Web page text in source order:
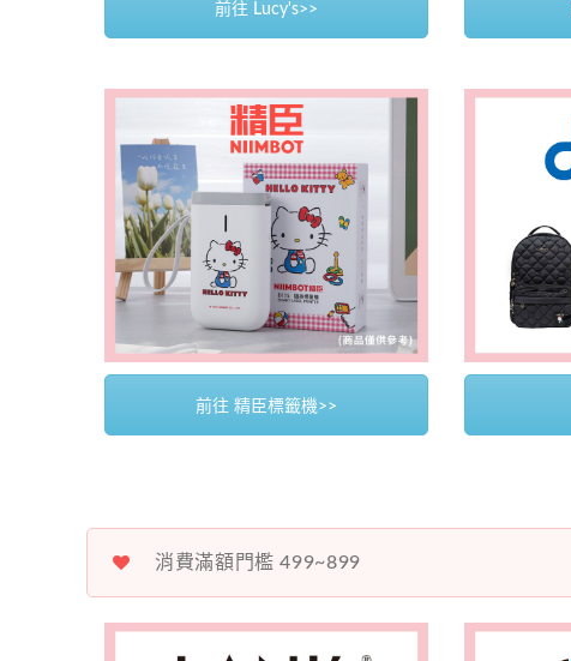
前往 Lucy's>>
前往 精臣標籤機>>
消費滿額門檻 499~899